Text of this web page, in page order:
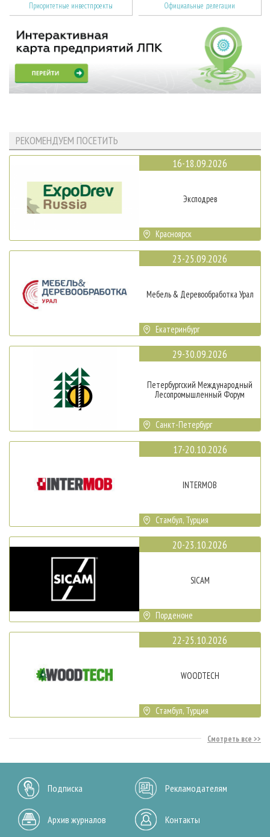
Приоритетные инвестпроекты Официальные делегации
РЕКОМЕНДУЕМ ПОСЕТИТЬ
16-18.09.2026
Эксподрев
Красноярск
23-25.09.2026
Мебель & Деревообработка Урал
Екатеринбург
29-30.09.2026
Петербургский Международный
Лесопромышленный Форум
Санкт-Петербург
17-20.10.2026
INTERMOB
Стамбул, Турция
20-23.10.2026
SICAM
Порденоне
22-25.10.2026
WOODTECH
Стамбул, Турция
Смотреть все
Подписка Рекламодателям
Архив журналов Контакты